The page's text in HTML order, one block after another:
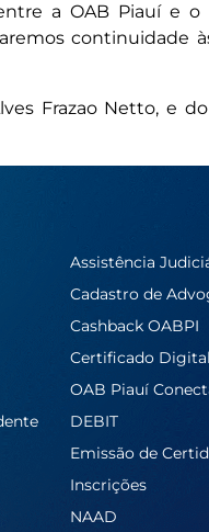
a OAB Piauí e
continuidade
Frazao Netto, e
Assistência
Cadastro de
Cashback OABPI
Certificado Digital
OAB Piauí
DEBIT
Emissão de
Inscrições
NAAD